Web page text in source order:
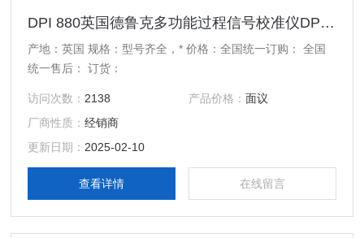
DPI 880英国德鲁克多功能过程信号校准仪DPI 880 代理
产地：英国 规格：型号齐全，* 价格：全国统一订购： 全国
统一售后： 订货：
访问次数： 2138 产品价格： 面议
厂商性质：经销商
更新日期： 2025-02-10
查看详情 在线留言